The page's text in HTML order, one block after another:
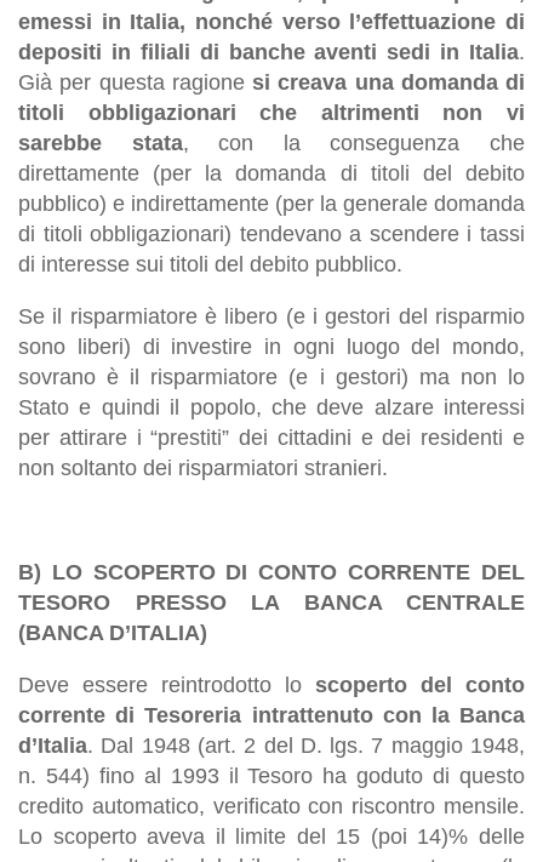
emessi in Italia, nonché verso l’effettuazione di
depositi in filiali di banche aventi sedi in Italia.
Già per questa ragione si creava una domanda di
titoli obbligazionari che altrimenti non vi
sarebbe stata, con la conseguenza che
direttamente (per la domanda di titoli del debito
pubblico) e indirettamente (per la generale domanda
di titoli obbligazionari) tendevano a scendere i tassi
di interesse sui titoli del debito pubblico.
Se il risparmiatore è libero (e i gestori del risparmio
sono liberi) di investire in ogni luogo del mondo,
sovrano è il risparmiatore (e i gestori) ma non lo
Stato e quindi il popolo, che deve alzare interessi
per attirare i “prestiti” dei cittadini e dei residenti e
non soltanto dei risparmiatori stranieri.
B) LO SCOPERTO DI CONTO CORRENTE DEL
TESORO PRESSO LA BANCA CENTRALE
(BANCA D’ITALIA)
Deve essere reintrodotto lo scoperto del conto
corrente di Tesoreria intrattenuto con la Banca
d’Italia. Dal 1948 (art. 2 del D. lgs. 7 maggio 1948,
n. 544) fino al 1993 il Tesoro ha goduto di questo
credito automatico, verificato con riscontro mensile.
Lo scoperto aveva il limite del 15 (poi 14)% delle